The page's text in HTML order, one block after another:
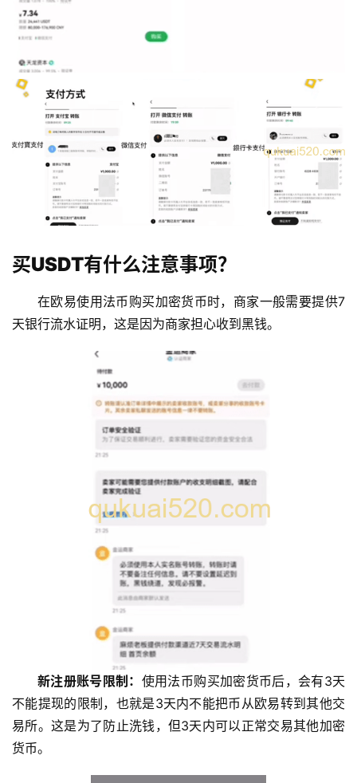
行
情
分
析
圈
买USDT有什么注意事项？
在欧易使用法币购买加密货币时，商家一般需要提供7
天银行流水证明，这是因为商家担心收到黑钱。
新注册账号限制： 使用法币购买加密货币后，会有3天
不能提现的限制，也就是3天内不能把币从欧易转到其他交
易所。这是为了防止洗钱，但3天内可以正常交易其他加密
货币。